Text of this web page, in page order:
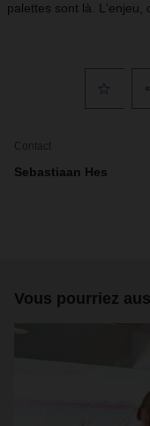
palettes sont là. L'enjeu,
Contact
Sebastiaan Hes
Vous pourriez